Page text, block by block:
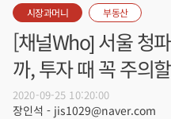
시장과머니 부동산
[채널Who] 서울 청
까, 투자 때 꼭 주의
2020-09-25 10:20:00
장인석 - jis1029@naver.com